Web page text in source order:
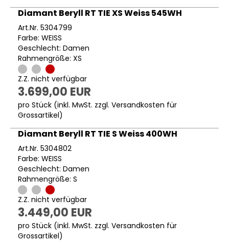
Diamant Beryll RT TIE XS Weiss 545WH
Art.Nr. 5304799
Farbe: WEISS
Geschlecht: Damen
Rahmengröße: XS
Z.Z. nicht verfügbar
3.699,00 EUR
pro Stück (inkl. MwSt. zzgl. Versandkosten für
Grossartikel)
Diamant Beryll RT TIE S Weiss 400WH
Art.Nr. 5304802
Farbe: WEISS
Geschlecht: Damen
Rahmengröße: S
Z.Z. nicht verfügbar
3.449,00 EUR
pro Stück (inkl. MwSt. zzgl. Versandkosten für
Grossartikel)